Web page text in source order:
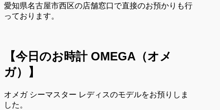
愛知県名古屋市西区の店舗窓口で直接のお預かりも行
っております。
【今日のお時計 OMEGA（オメ
ガ）
】
オメガ シーマスター レディスのモデルをお預りしま
した。